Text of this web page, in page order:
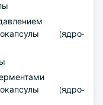
(ядро-
(ядро-